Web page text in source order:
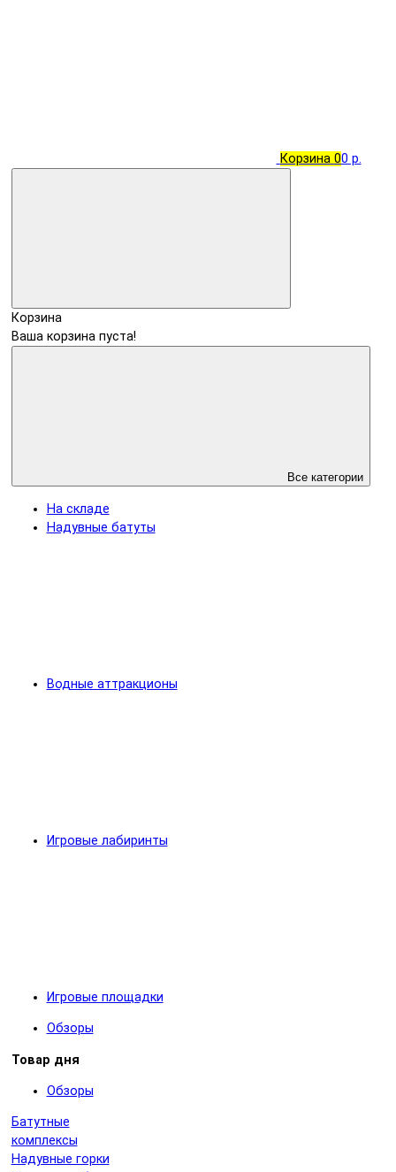
Корзина 00 р.
Корзина
Ваша корзина пуста!
Все категории
На складе
Надувные батуты
Водные аттракционы
Игровые лабиринты
Игровые площадки
Обзоры
Товар дня
Обзоры
Батутные
комплексы
Надувные горки